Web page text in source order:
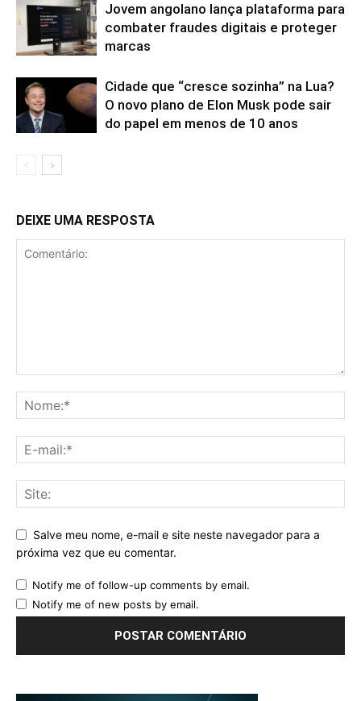
Jovem angolano lança plataforma para
combater fraudes digitais e proteger
marcas
Cidade que “cresce sozinha” na Lua?
O novo plano de Elon Musk pode sair
do papel em menos de 10 anos
DEIXE UMA RESPOSTA
Salve meu nome, e-mail e site neste navegador para a
próxima vez que eu comentar.
Notify me of follow-up comments by email.
Notify me of new posts by email.